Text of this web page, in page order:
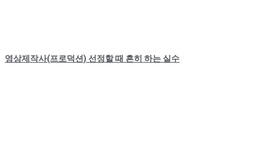
영상제작사(프로덕션) 선정할 때 흔히 하는 실수